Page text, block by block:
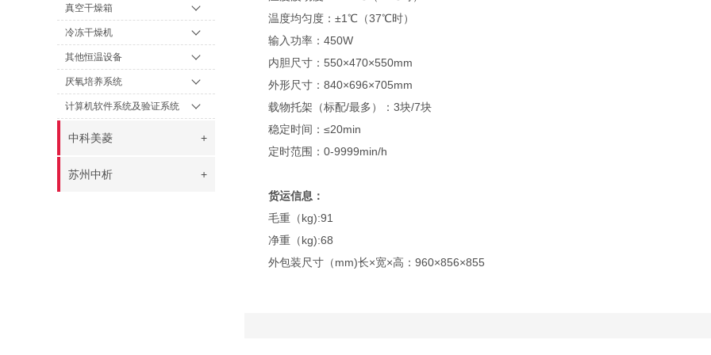
真空干燥箱
冷冻干燥机
其他恒温设备
厌氧培养系统
计算机软件系统及验证系统
中科美菱 +
苏州中析 +
温度均匀度：±1℃（37℃时）
输入功率：450W
内胆尺寸：550×470×550mm
外形尺寸：840×696×705mm
载物托架（标配/最多）：3块/7块
稳定时间：≤20min
定时范围：0-9999min/h
货运信息：
毛重（kg):91
净重（kg):68
外包装尺寸（mm)长×宽×高：960×856×855